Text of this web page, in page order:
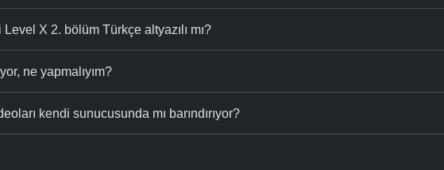
X 2. bölüm Türkçe altyazılı mı?
ne yapmalıyım?
kendi sunucusunda mı barındırıyor?